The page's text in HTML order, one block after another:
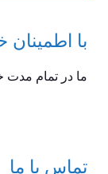
با اطمینان
ما در تمام مدت
تماس با ما